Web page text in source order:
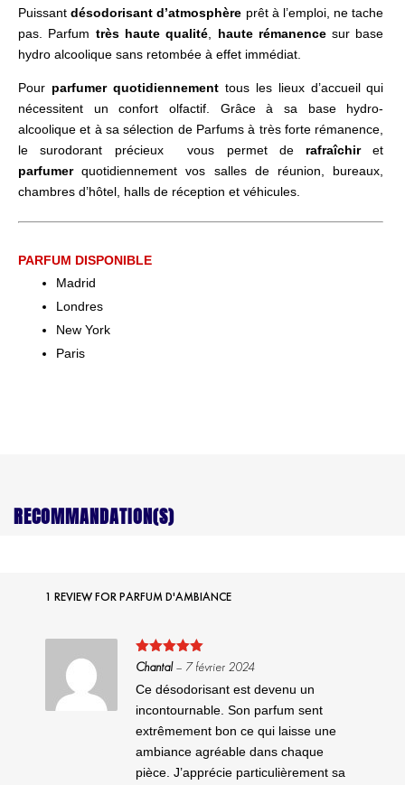
Puissantdésodorisant d’atmosphère prêt à l’emploi, ne tache
pas. Parfum très haute qualité haute rémanencesur base
hydro alcoolique sans retombée à effet immédiat.
Pour parfumer quotidiennementtous les lieux d’accueil qui
nécessitent un confort olfactif. Grâce à sa base hydro-
alcoolique et à sa sélection de Parfums à très forte rémanence,
le surodorant précieux vous permet de rafraîchiret
parfumerquotidiennement vos salles de réunion, bureaux,
chambres d’hôtel, halls de réception et véhicules.
PARFUM DISPONIBLE
Madrid
Londres
New York
Paris
RECOMMANDATION(S)
1 REVIEW FORPARFUM D'AMBIANCE
Note5sur
Chantal– 7 février 2024
Ce désodorisant est devenu un
incontournable. Son parfum sent
extrêmement bon ce qui laisse une
ambiance agréable dans chaque
pièce. J’apprécie particulièrement sa